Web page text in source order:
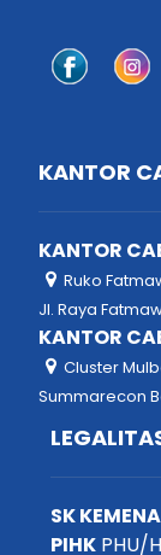
KANTOR
KANTOR
Ruko
Jl. Raya
KANTOR
Cluster
Summarecon
SK
PIHK PHU/